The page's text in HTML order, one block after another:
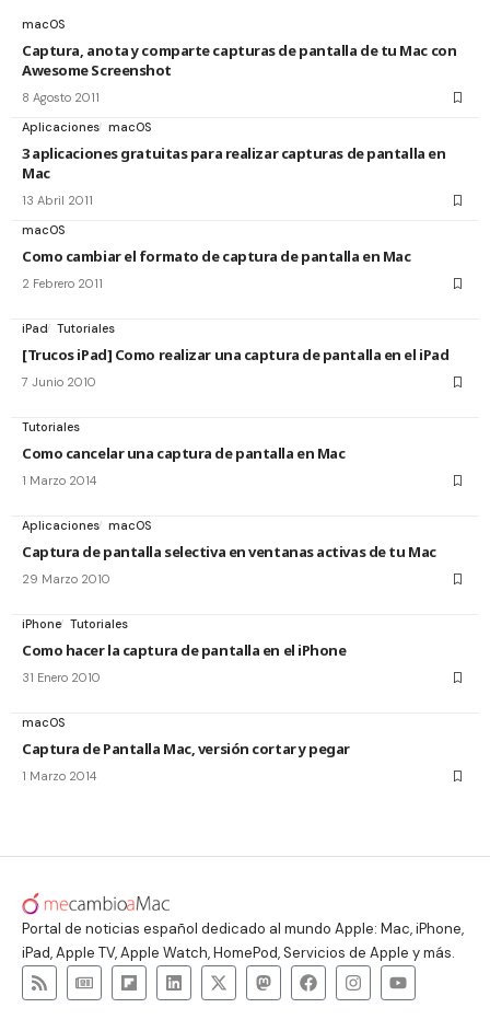
macOS
Captura, anota y comparte capturas de pantalla de tu Mac con
Awesome Screenshot
8 Agosto 2011
Aplicaciones macOS
3 aplicaciones gratuitas para realizar capturas de pantalla en
Mac
13 Abril 2011
macOS
Como cambiar el formato de captura de pantalla en Mac
2 Febrero 2011
iPad Tutoriales
[Trucos iPad] Como realizar una captura de pantalla en el iPad
7 Junio 2010
Tutoriales
Como cancelar una captura de pantalla en Mac
1 Marzo 2014
Aplicaciones macOS
Captura de pantalla selectiva en ventanas activas de tu Mac
29 Marzo 2010
iPhone Tutoriales
Como hacer la captura de pantalla en el iPhone
31 Enero 2010
macOS
Captura de Pantalla Mac, versión cortar y pegar
1 Marzo 2014
Portal de noticias español dedicado al mundo Apple: Mac, iPhone,
iPad, Apple TV, Apple Watch, HomePod, Servicios de Apple y más.